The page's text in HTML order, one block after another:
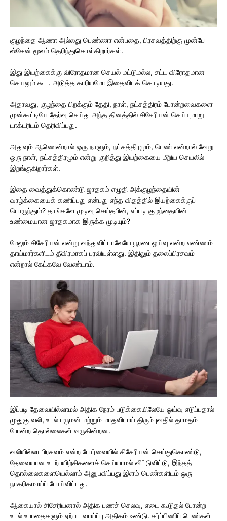
குழந்தை ஆணா அல்லது பெண்ணா என்பதை, பிரசவத்திற்கு முன்பே
ஸ்கேன் மூலம் தெரிந்துகொள்கிறார்கள்.
இது இயற்கைக்கு விரோதமான செயல் மட்டுமல்ல, சட்ட விரோதமான
செயலும் கூட. அடுத்த காரியமோ இதைவிடக் கொடியது.
அதாவது, குழந்தை பிறக்கும் தேதி, நாள், நட்சத்திரம் போன்றவைகளை
முன்கூட்டியே தேர்வு செய்து அந்த தினத்தில் சிசேரியன் செய்யுமாறு
டாக்டரிடம் தெரிவிப்பது.
அதுவும் ஆணென்றால் ஒரு நாளும், நட்சத்திரமும், பெண் என்றால் வேறு
ஒரு நாள், நட்சத்திரமும் என்று குறித்து இயற்கையை மீறிய செயலில்
இறங்குகிறார்கள்.
இதை வைத்துக்கொண்டு ஜாதகம் எழுதி அக்குழந்தையின்
வாழ்க்கையைக் கணிப்பது என்பது எந்த விதத்தில் இயற்கைக்குப்
பொருந்தும்? தாங்களே முடிவு செய்தபின், எப்படி குழந்தையின்
உண்மையான ஜாதகமாக இருக்க முடியும்?
மேலும் சிசேரியன் என்று வந்துவிட்டாலேயே பூரண ஓய்வு என்ற எண்ணம்
தாய்மார்களிடம் தீவிரமாகப் பரவியுள்ளது. இதிலும் தலைப்பிரசவம்
என்றால் கேட்கவே வேண்டாம்.
இப்படி தேவையில்லாமல் அதிக நேரம் படுக்கையிலேயே ஓய்வு எடுப்பதால்
முதுகு வலி, உடல் பருமன் மற்றும் மாதவிடாய் திரும்புவதில் தாமதம்
போன்ற தொல்லைகள் வருகின்றன.
வலியில்லா பிரசவம் என்ற போர்வையில் சிசேரியன் செய்துகொண்டு,
தேவையான உடற்பயிற்சிகளைச் செய்யாமல் விட்டுவிட்டு, இந்தத்
தொல்லைகளையெல்லாம் அனுபவிப்பது இளம் பெண்களிடம் ஒரு
நாகரிகமாய்ப் போய்விட்டது.
ஆகையால் சிசேரியனால் அதிக பணச் செலவு, எடை கூடுதல் போன்ற
உடல் உபாதைகளும் ஏற்பட வாய்ப்பு அதிகம் உண்டு. கர்ப்பிணிப் பெண்கள்